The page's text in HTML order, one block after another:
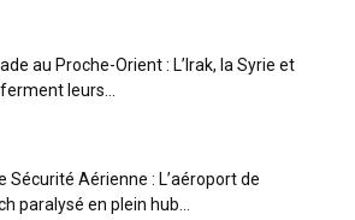
au Proche-Orient : L’Irak, la Syrie et
ferment leurs...
Sécurité Aérienne : L’aéroport de
paralysé en plein hub...